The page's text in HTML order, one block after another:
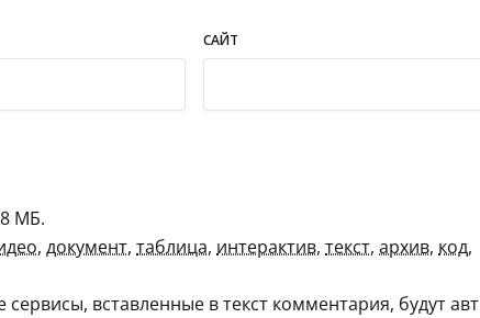
САЙТ
МБ.
, документ, таблица, интерактив, текст, архив, код,
вставленные в текст комментария, будут авт